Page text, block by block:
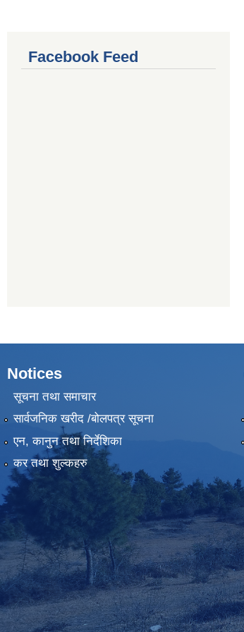
Facebook Feed
Notices
सूचना तथा समाचार
सार्वजनिक खरीद /बोलपत्र सूचना
एन, कानुन तथा निर्देशिका
कर तथा शुल्कहरु